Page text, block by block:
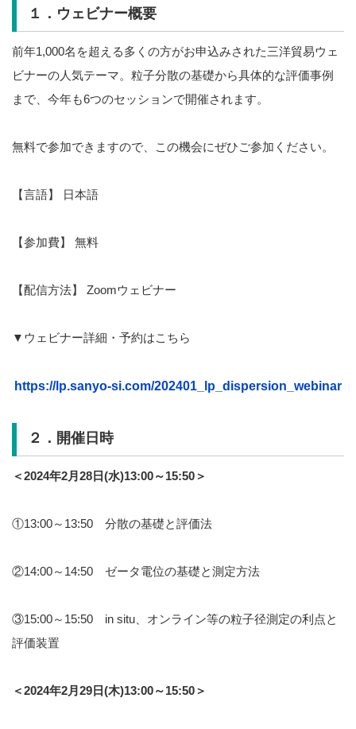
１．ウェビナー概要
前年1,000名を超える多くの方がお申込みされた三洋貿易ウェ
ビナーの人気テーマ。粒子分散の基礎から具体的な評価事例
まで、今年も6つのセッションで開催されます。
無料で参加できますので、この機会にぜひご参加ください。
【言語】 日本語
【参加費】 無料
【配信方法】 Zoomウェビナー
▼ウェビナー詳細・予約はこちら
https://lp.sanyo-si.com/202401_lp_dispersion_webinar
２．開催日時
＜2024年2月28日(水)13:00～15:50＞
①13:00～13:50 分散の基礎と評価法
②14:00～14:50 ゼータ電位の基礎と測定方法
③15:00～15:50 in situ、オンライン等の粒子径測定の利点と
評価装置
＜2024年2月29日(木)13:00～15:50＞